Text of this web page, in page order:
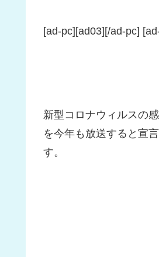
[ad-pc][ad03][/ad-pc]
新型コロナウィルスの
を今年も放送すると宣
す。